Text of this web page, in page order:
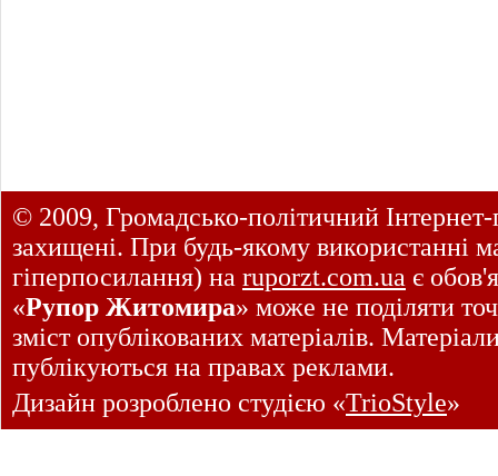
© 2009, Громадсько-політичний
захищені. При будь-якому використанні
гіперпосилання) на ruporzt.com.ua є
«Рупор Житомира» може не поділяти
зміст опублікованих матеріалів.
публікуються на правах реклами.
Дизайн розроблено студією «TrioStyle»